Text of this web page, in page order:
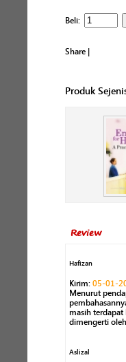
Beli:
Share |
Produk
Review
Hafizan
Kirim: 05-01-
Menurut
masih
dimengerti
Aslizal